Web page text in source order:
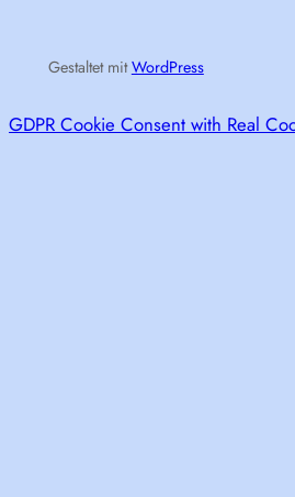
Gestaltet mitWordPress
GDPR Cookie Consent with Real